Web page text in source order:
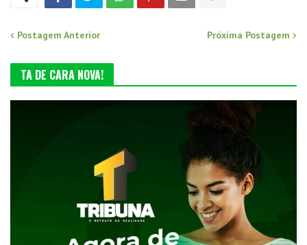
Postagem Anterior Próxima Postagem
TA DE CARA NOVA!